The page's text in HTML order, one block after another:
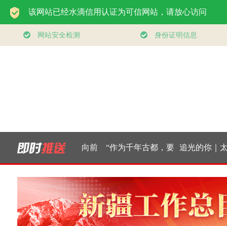
经纬线·向新，向前 “作为千年古都，要
把传统和现代有机融
合在一起”
追光的你｜太行
新愚公